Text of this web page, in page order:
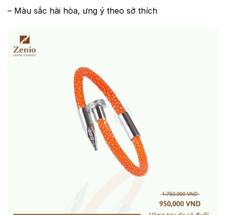
– Màu sắc hài hòa, ưng ý theo sở thích